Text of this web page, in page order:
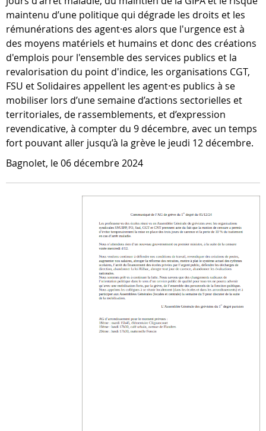
maintenu d’une politique qui dégrade les droits et les
rémunérations des agent·es alors que l'urgence est à
des moyens matériels et humains et donc des créations
d'emplois pour l'ensemble des services publics et la
revalorisation du point d'indice, les organisations CGT,
FSU et Solidaires appellent les agent·es publics à se
mobiliser lors d’une semaine d’actions sectorielles et
territoriales, de rassemblements, et d’expression
revendicative, à compter du 9 décembre, avec un temps
fort pouvant aller jusqu’à la grève le jeudi 12 décembre.
Bagnolet, le 06 décembre 2024